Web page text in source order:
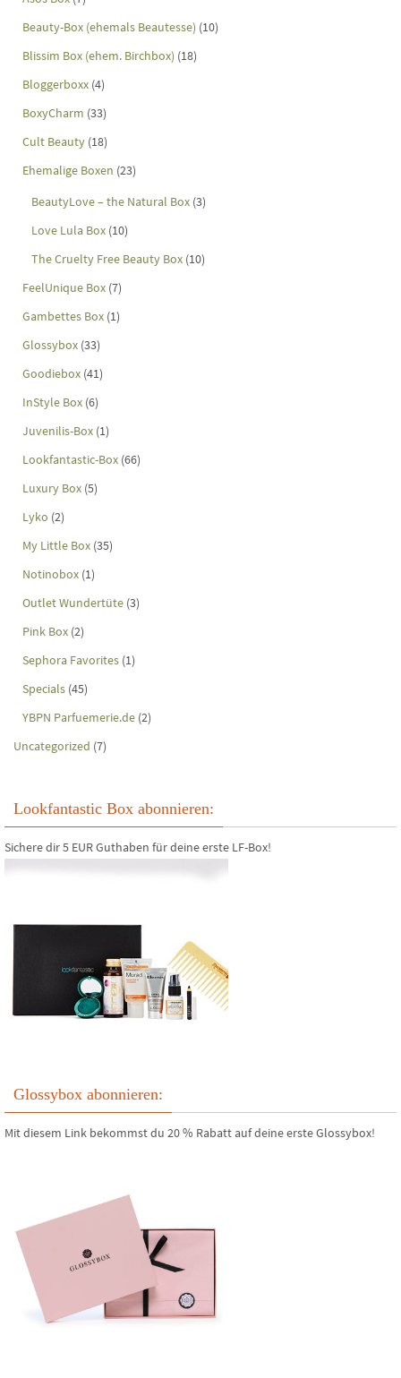
Beauty-Box (ehemals Beautesse) (10)
Blissim Box (ehem. Birchbox) (18)
Bloggerboxx (4)
BoxyCharm (33)
Cult Beauty (18)
Ehemalige Boxen (23)
BeautyLove – the Natural Box (3)
Love Lula Box (10)
The Cruelty Free Beauty Box (10)
FeelUnique Box (7)
Gambettes Box (1)
Glossybox (33)
Goodiebox (41)
InStyle Box (6)
Juvenilis-Box (1)
Lookfantastic-Box (66)
Luxury Box (5)
Lyko (2)
My Little Box (35)
Notinobox (1)
Outlet Wundertüte (3)
Pink Box (2)
Sephora Favorites (1)
Specials (45)
YBPN Parfuemerie.de (2)
Uncategorized (7)
Lookfantastic Box abonnieren:
Sichere dir 5 EUR Guthaben für deine erste LF-Box!
Glossybox abonnieren:
Mit diesem Link bekommst du 20 % Rabatt auf deine erste Glossybox!